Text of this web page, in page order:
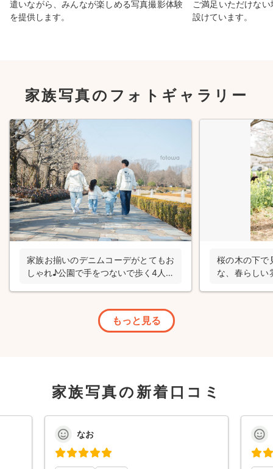
遣いながら、みんなが楽しめる写真撮影体験
を提供します。
ご満足いただけな
設けています。
家族写真のフォトギャラリー
家族お揃いのデニムコーデがとてもお
しゃれ♪公園で手をつないで歩く4人の
桜の木の下で
な、春らしい
もっと見る
家族写真の新着口コミ
なお